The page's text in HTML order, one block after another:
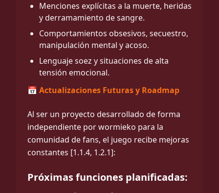
Menciones explícitas a la muerte, heridas
y derramamiento de sangre.
Comportamientos obsesivos, secuestro,
manipulación mental y acoso.
Lenguaje soez y situaciones de alta
tensión emocional.
📅 Actualizaciones Futuras y Roadmap
Al ser un proyecto desarrollado de forma
independiente por wormieko para la
comunidad de fans, el juego recibe mejoras
constantes [1.1.4, 1.2.1]:
Próximas funciones planificadas: